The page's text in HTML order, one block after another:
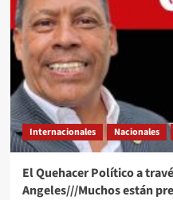
Internacionales Nacionales
El Quehacer Político a
Angeles///Muchos están